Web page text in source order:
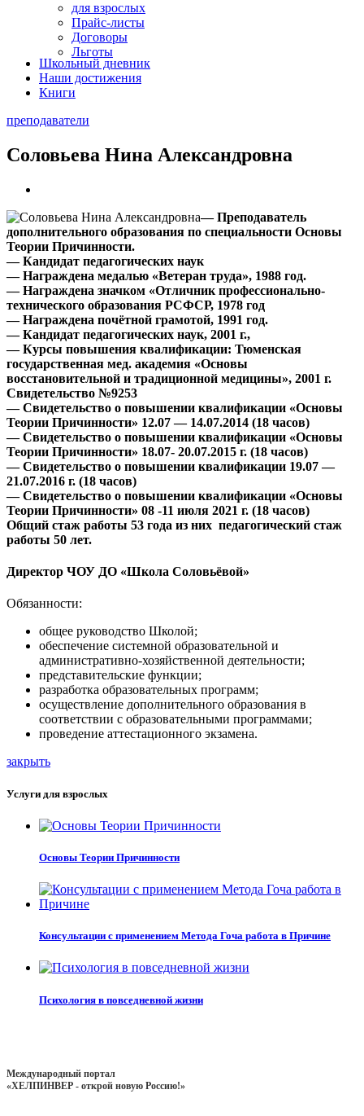
для взрослых
Прайс-листы
Договоры
Льготы
Школьный дневник
Наши достижения
Книги
преподаватели
Соловьева Нина Александровна
— Преподаватель
дополнительного образования по специальности Основы
Теории Причинности.
— Кандидат педагогических наук
— Награждена медалью «Ветеран труда», 1988 год.
— Награждена значком «Отличник профессионально-
технического образования РСФСР, 1978 год
— Награждена почётной грамотой, 1991 год.
— Кандидат педагогических наук, 2001 г.,
— Курсы повышения квалификации: Тюменская
государственная мед. академия «Основы
восстановительной и традиционной медицины», 2001 г.
Свидетельство №9253
— Свидетельство о повышении квалификации «Основы
Теории Причинности» 12.07 — 14.07.2014 (18 часов)
— Свидетельство о повышении квалификации «Основы
Теории Причинности» 18.07- 20.07.2015 г. (18 часов)
— Свидетельство о повышении квалификации 19.07 —
21.07.2016 г. (18 часов)
— Свидетельство о повышении квалификации «Основы
Теории Причинности» 08 -11 июля 2021 г. (18 часов)
Общий стаж работы 53 года из них педагогический стаж
работы 50 лет.
Директор ЧОУ ДО «Школа Соловьёвой»
Обязанности:
общее руководство Школой;
обеспечение системной образовательной и
административно-хозяйственной деятельности;
представительские функции;
разработка образовательных программ;
осуществление дополнительного образования в
соответствии с образовательными программами;
проведение аттестационного экзамена.
закрыть
Услуги для взрослых
Основы Теории Причинности
Консультации с применением Метода Гоча работа в Причине
Психология в повседневной жизни
Международный портал
«ХЕЛПИНВЕР - открой новую Россию!»